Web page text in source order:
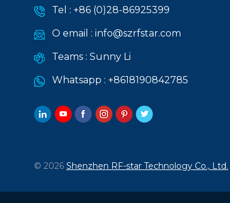
Tel : +86 (0)28-86925399
O email : info@szrfstar.com
Teams : Sunny Li
Whatsapp : +8618190842785
© 2026 Shenzhen RF-star Technology Co., Ltd.